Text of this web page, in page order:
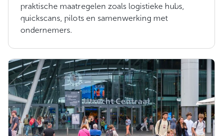
praktische maatregelen zoals logistieke hubs,
quickscans, pilots en samenwerking met
ondernemers.